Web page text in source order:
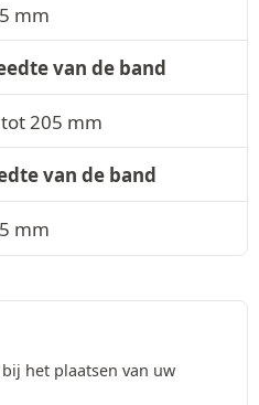
mm
van de band
205 mm
van de band
mm
het plaatsen van uw